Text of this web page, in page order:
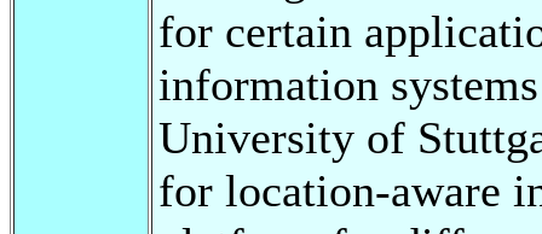
for certain
information
University of
for location-aware